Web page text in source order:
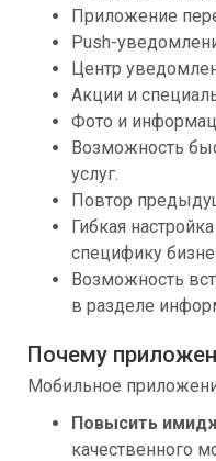
Приложение
Push-
Центр
Акции и
Фото и
Возможность
услуг.
Повтор
Гибкая
специфику
Возможность
в разделе
Почему
Мобильное
Повысить
качественного